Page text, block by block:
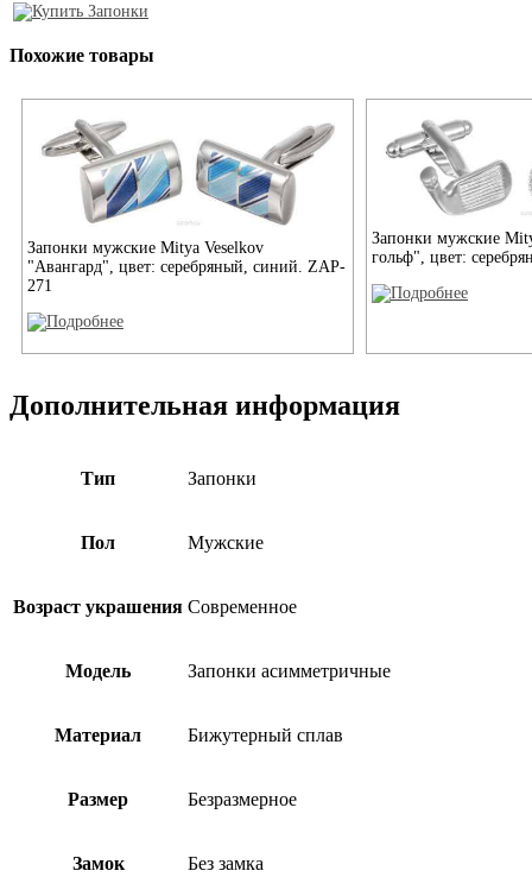
Похожие товары
Запонки мужские Mitya Veselkov
"Авангард", цвет: серебряный, синий. ZAP-
271
Запонки мужские
гольф", цвет:
Дополнительная информация
Тип Запонки
Пол Мужские
Возраст украшения Современное
Модель Запонки асимметричные
Материал Бижутерный сплав
Размер Безразмерное
Замок Без замка